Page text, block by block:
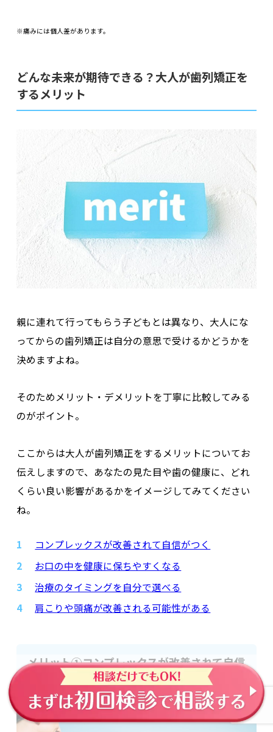
※痛みには個人差があります。
どんな未来が期待できる？大人が歯列矯正を
するメリット
親に連れて行ってもらう子どもとは異なり、大人にな
ってからの歯列矯正は自分の意思で受けるかどうかを
決めますよね。
そのためメリット・デメリットを丁寧に比較してみる
のがポイント。
ここからは大人が歯列矯正をするメリットについてお
伝えしますので、あなたの見た目や歯の健康に、どれ
くらい良い影響があるかをイメージしてみてください
ね。
コンプレックスが改善されて自信がつく
お口の中を健康に保ちやすくなる
治療のタイミングを自分で選べる
肩こりや頭痛が改善される可能性がある
メリット①コンプレックスが改善されて自信